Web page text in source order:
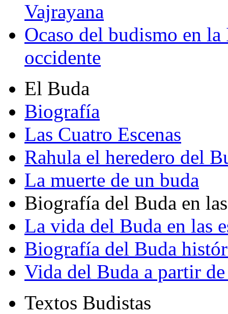
Vajrayana
Ocaso del budismo en
occidente
El Buda
Biografía
Las Cuatro Escenas
Rahula el heredero del
La muerte de un buda
Biografía del Buda en
La vida del Buda en las
Biografía del Buda
Vida del Buda a partir de
Textos Budistas